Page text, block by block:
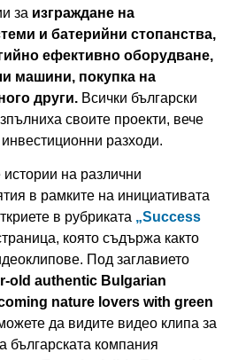
за изграждане на
и батерийни стопанства,
ефективно оборудване,
машини, покупка на
други. Всички български
своите проекти, вече
разходи.
на различни
в рамките на инициативата
в рубриката „Success
която съдържа както
Под заглавието
old authentic Bulgarian
nature lovers with green
да видите видео клипа за
българската компания